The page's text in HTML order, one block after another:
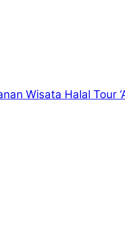
Wisata Halal Tour